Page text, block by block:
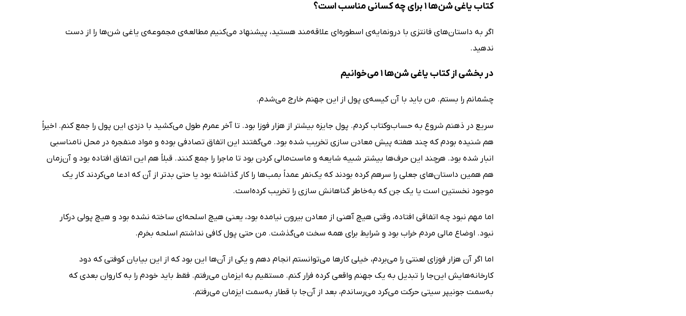
کتاب یاغی شن‌ها 1 برای چه کسانی مناسب است؟
اگر به داستان‌های فانتزی با درونمایه‌ی اسطوره‌ای علاقه‌مند هستید، پیشنهاد می‌کنیم مطالعه‌ی مجموعه‌ی یاغی شن‌ها را از دست
ندهید.
در بخشی از کتاب یاغی شن‌ها 1 می‌خوانیم
چشمانم را بستم. من باید با آن کیسه‌ی پول از این جهنم خارج می‌شدم.
سریع در ذهنم شروع به حساب‌وکتاب کردم. پول جایزه بیشتر از هزار فوزا بود. تا آخر عمرم طول می‌کشید با دزدی این پول را جمع کنم. اخیراً
هم شنیده ‌بودم که چند هفته پیش معادن‌ سازی تخریب شده ‌بود. می‌گفتند این اتفاق تصادفی بوده و مواد منفجره در محل نامناسبی
انبار شده ‌بود. هرچند این حرف‌ها بیشتر شبیه شایعه و ماست‌مالی‌ کردن بود تا ماجرا را جمع کنند. قبلاً هم این اتفاق افتاده ‌بود و آن‌زمان
هم همین داستان‌های جعلی را سرهم کرده ‌بودند که یک‌نفر عمداً بمب‌ها را کار گذاشته ‌بود یا حتی بدتر از آن که ادعا می‌کردند کار یک
موجود نخستین است یا یک جن که به‌خاطر گناهانش سازی را تخریب کرده‌است.
اما مهم نبود چه اتفاقی افتاده، وقتی هیچ آهنی از معادن بیرون نیامده ‌بود، یعنی هیچ اسلحه‌ای ساخته نشده‌ بود و هیچ پولی درکار
نبود. اوضاع مالی مردم خراب بود و شرایط برای همه سخت می‌گذشت. من حتی پول کافی نداشتم اسلحه بخرم.
اما اگر آن هزار فوزای لعنتی را می‌بردم، خیلی کارها می‌توانستم انجام دهم و یکی از آن‌ها این بود که از این بیابان کوفتی که دود
کارخانه‌هایش این‌جا را تبدیل به یک جهنم واقعی کرده فرار کنم. مستقیم به ایزمان می‌رفتم. فقط باید خودم را به کاروان بعدی که
به‌سمت جونیپر سیتی حرکت می‌کرد می‌رساندم، بعد از آن‌جا با قطار به‌سمت ایزمان می‌رفتم.